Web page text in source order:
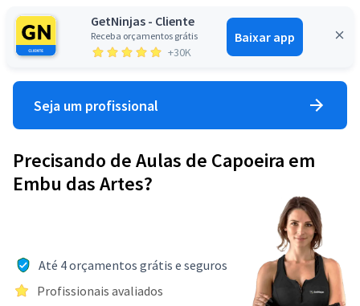
GetNinjas - Cliente
Receba orçamentos grátis
+30K
Baixar app
Entrar
Seja um profissional
Precisando de Aulas de Capoeira em
Embu das Artes?
Até 4 orçamentos grátis e seguros
Profissionais avaliados